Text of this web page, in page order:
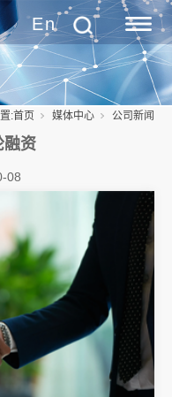
En
:首页 媒体中心 公司新闻
融资
08